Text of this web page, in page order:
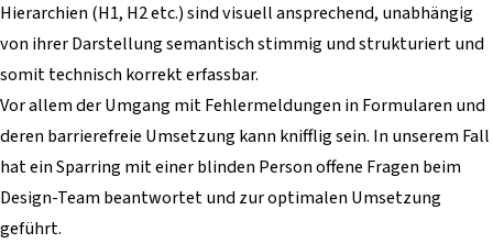
Hierarchien (H1, H2 etc.) sind visuell ansprechend, unabhängig
von ihrer Darstellung semantisch stimmig und strukturiert und
somit technisch korrekt erfassbar.
Vor allem der Umgang mit Fehlermeldungen in Formularen und
deren barrierefreie Umsetzung kann knifflig sein. In unserem Fall
hat ein Sparring mit einer blinden Person offene Fragen beim
Design-Team beantwortet und zur optimalen Umsetzung
geführt.